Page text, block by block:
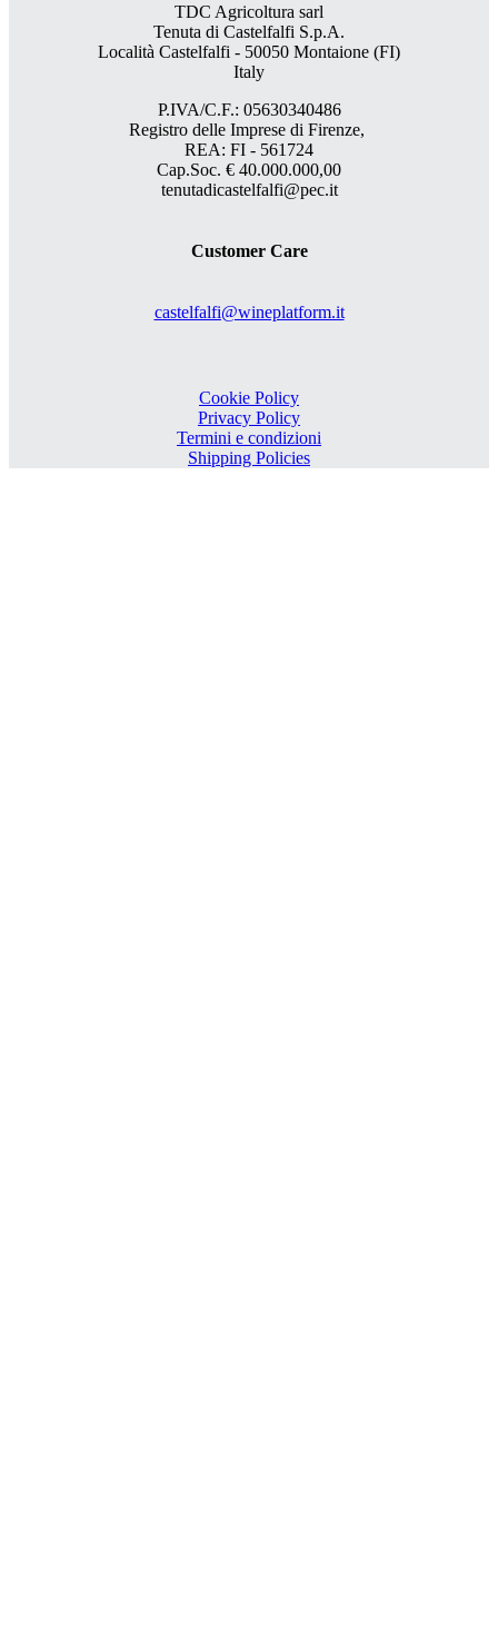
TDC Agricoltura sarl
Tenuta di Castelfalfi S.p.A.
Località Castelfalfi - 50050 Montaione (FI)
Italy
P.IVA/C.F.: 05630340486
Registro delle Imprese di Firenze,
REA: FI - 561724
Cap.Soc. € 40.000.000,00
tenutadicastelfalfi@pec.it
Customer Care
castelfalfi@wineplatform.it
Cookie Policy
Privacy Policy
Termini e condizioni
Shipping Policies